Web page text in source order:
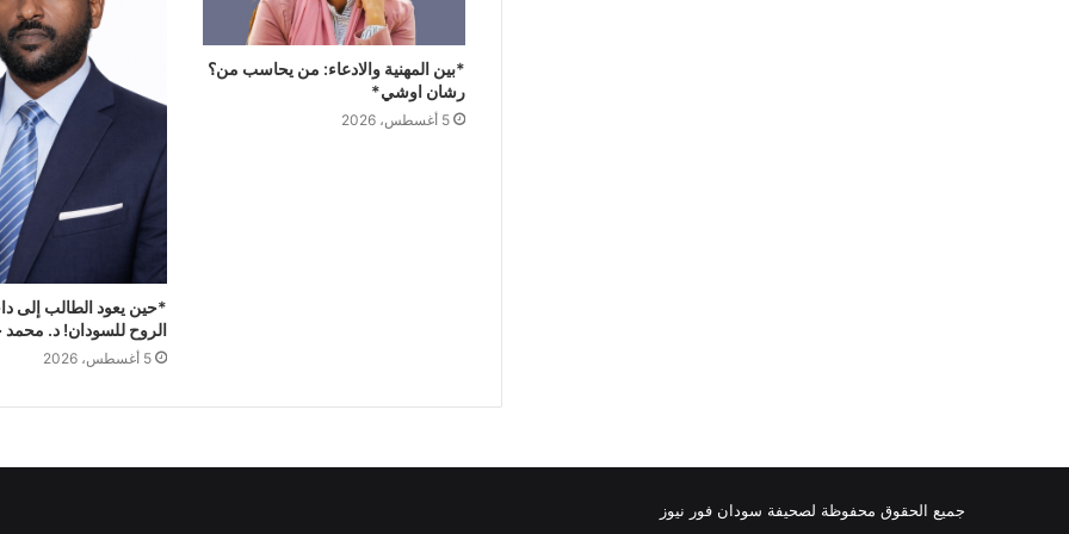
*بين المهنية والادعاء: من يحاسب من؟
رشان اوشي*
5 أغسطس، 2026
*حين يعود الطالب إلى
الروح للسودان! د.
5 أغسطس، 2026
جميع الحقوق محفوظة لصحيفة سودان فور نيوز